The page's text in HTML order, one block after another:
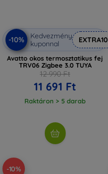
-10%
Kedvezmény
kuponnal
EXTRA10
Avatto okos termosztatikus fej
TRV06 Zigbee 3.0 TUYA
12 990 Ft
11 691 Ft
Raktáron > 5 darab
-10%